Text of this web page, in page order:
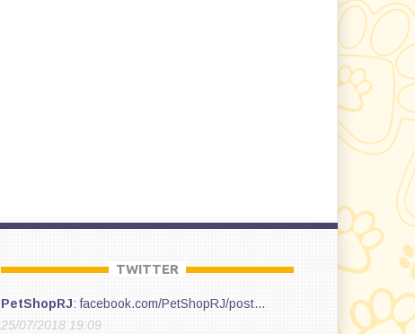
TWITTER
PetShopRJ:facebook.com/PetShopRJ/post…
25/07/2018 19:09